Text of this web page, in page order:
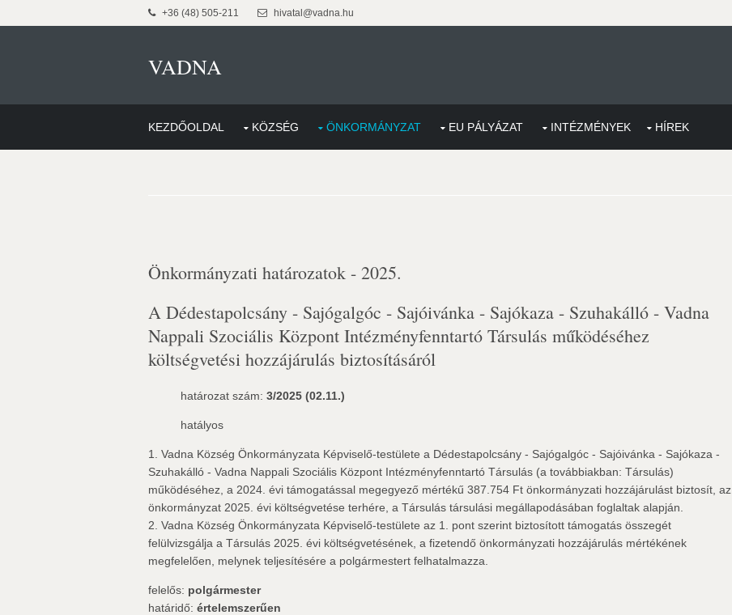
+36 (48) 505-211 hivatal@vadna.hu
VADNA
KEZDŐOLDAL KÖZSÉG ÖNKORMÁNYZAT EU PÁLYÁZAT INTÉZMÉNYEK HÍREK
Önkormányzati határozatok - 2025.
A Dédestapolcsány - Sajógalgóc - Sajóivánka - Sajókaza - Szuhakálló - Vadna
Nappali Szociális Központ Intézményfenntartó Társulás működéséhez
költségvetési hozzájárulás biztosításáról
határozat szám: 3/2025 (02.11.)
hatályos
1. Vadna Község Önkormányzata Képviselő-testülete a Dédestapolcsány - Sajógalgóc - Sajóivánka - Sajókaza -
Szuhakálló - Vadna Nappali Szociális Központ Intézményfenntartó Társulás (a továbbiakban: Társulás)
működéséhez, a 2024. évi támogatással megegyező mértékű 387.754 Ft önkormányzati hozzájárulást biztosít, az
önkormányzat 2025. évi költségvetése terhére, a Társulás társulási megállapodásában foglaltak alapján.
2. Vadna Község Önkormányzata Képviselő-testülete az 1. pont szerint biztosított támogatás összegét
felülvizsgálja a Társulás 2025. évi költségvetésének, a fizetendő önkormányzati hozzájárulás mértékének
megfelelően, melynek teljesítésére a polgármestert felhatalmazza.
felelős: polgármester
határidő: értelemszerűen